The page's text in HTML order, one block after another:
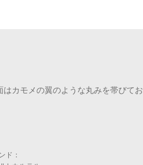
カモメの翼のような丸みを帯びて
ド：